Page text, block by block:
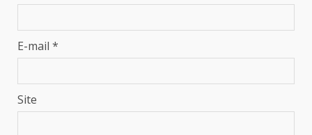
E-mail *
Site